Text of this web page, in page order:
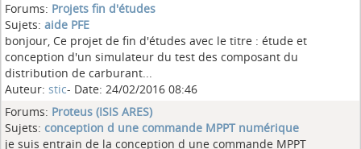
Forums: Projets fin d'études
Sujets: aide PFE
bonjour, Ce projet de fin d'études avec le titre : étude et
conception d'un simulateur du test des composant du
distribution de carburant...
Auteur: stic- Date: 24/02/2016 08:46
Forums: Proteus (ISIS ARES)
Sujets: conception d une commande MPPT numérique
je suis entrain de la conception d une commande MPPT